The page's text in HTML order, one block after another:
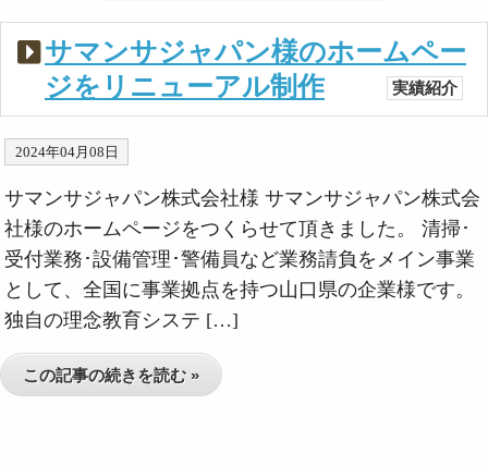
サマンサジャパン様のホームペー
ジをリニューアル制作
実績紹介
2024年04月08日
サマンサジャパン株式会社様 サマンサジャパン株式会
社様のホームページをつくらせて頂きました。 清掃･
受付業務･設備管理･警備員など業務請負をメイン事業
として、全国に事業拠点を持つ山口県の企業様です。
独自の理念教育システ […]
この記事の続きを読む »